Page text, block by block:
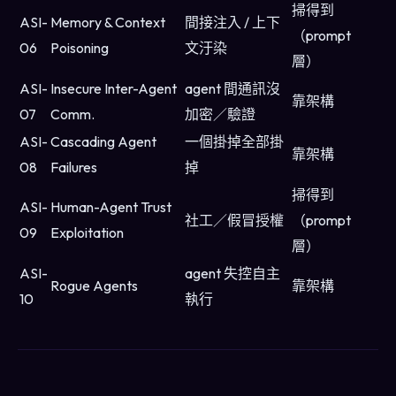
ASI-
06
Memory & Context
Poisoning
間接注入 / 上下
文汙染
掃得到
（prompt
層）
ASI-
07
Insecure Inter-Agent
Comm.
agent 間通訊沒
加密／驗證
靠架構
ASI-
08
Cascading Agent
Failures
一個掛掉全部掛
掉
靠架構
ASI-
09
Human-Agent Trust
Exploitation
社工／假冒授權
掃得到
（prompt
層）
ASI-
10
Rogue Agents
agent 失控自主
執行
靠架構